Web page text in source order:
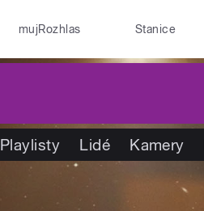
mujRozhlas Stanice
Playlisty Lidé Kamery